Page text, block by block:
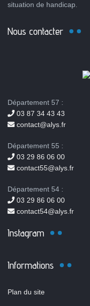
situation de handicap.
Nous contacter
Département 57 :
03 87 34 43 43
contact@alys.fr
Département 55 :
03 29 86 06 00
contact55@alys.fr
Département 54 :
03 29 86 06 00
contact54@alys.fr
Instagram
Informations
Plan du site